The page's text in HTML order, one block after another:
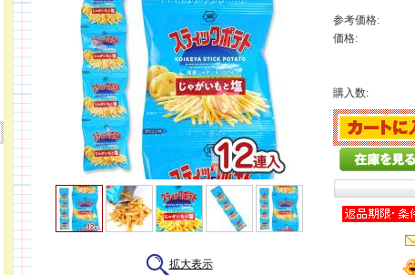
拡大表示
参考価格:
価格:
購入数: